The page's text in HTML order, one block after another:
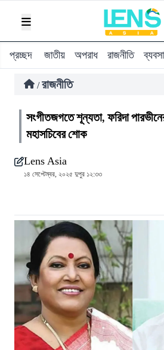
প্রচ্ছদ জাতীয় অপরাধ রাজনীতি ব্যবসা
/ রাজনীতি
সংগীতজগতে শূন্যতা, ফরিদা
মহাসচিবের শোক
Lens Asia
১৪ সেপ্টেম্বর, ২০২৫ দুপুর ১২:৩৩